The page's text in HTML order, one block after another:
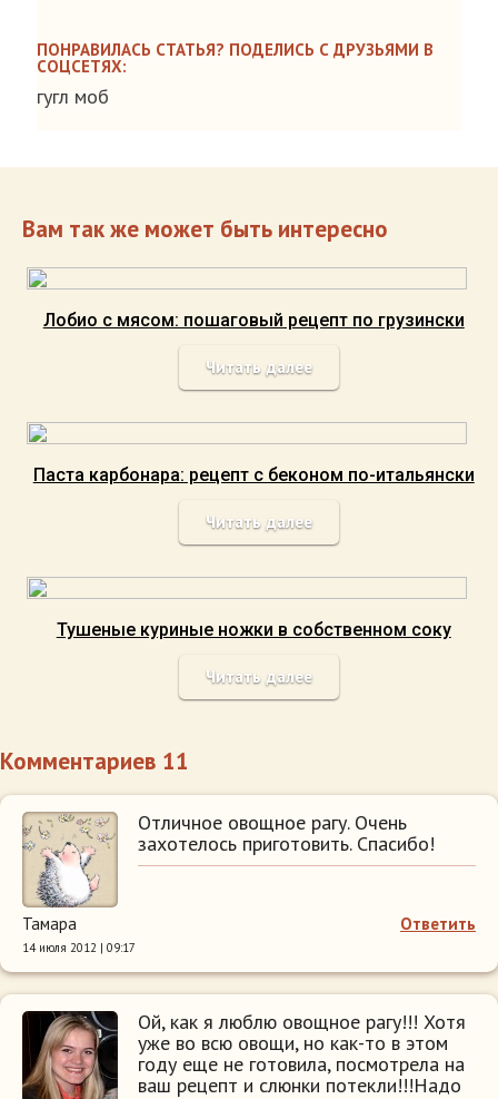
ПОНРАВИЛАСЬ СТАТЬЯ? ПОДЕЛИСЬ С ДРУЗЬЯМИ В
СОЦСЕТЯХ:
гугл моб
Вам так же может быть интересно
Лобио с мясом: пошаговый рецепт по грузински
Читать далее
Паста карбонара: рецепт с беконом по-итальянски
Читать далее
Тушеные куриные ножки в собственном соку
Читать далее
Комментариев 11
Отличное овощное рагу. Очень
захотелось приготовить. Спасибо!
Ответить
Тамара
14 июля 2012 | 09:17
Ой, как я люблю овощное рагу!!! Хотя
уже во всю овощи, но как-то в этом
году еще не готовила, посмотрела на
ваш рецепт и слюнки потекли!!!Надо